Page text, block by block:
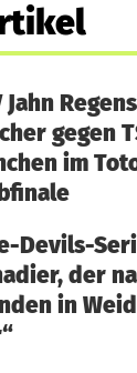
Jahn
gegen
im
Devils-
der
in